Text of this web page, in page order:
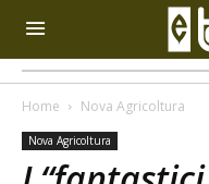
Home Nova Agricoltura
Nova Agricoltura